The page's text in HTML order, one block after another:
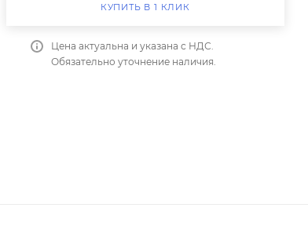
КУПИТЬ В 1 КЛИК
Цена актуальна и указана с НДС.
Обязательно уточнение наличия.